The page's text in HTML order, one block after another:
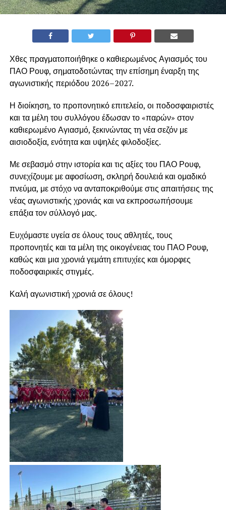
Χθες πραγματοποιήθηκε ο καθιερωμένος Αγιασμός του
ΠΑΟ Ρουφ, σηματοδοτώντας την επίσημη έναρξη της
αγωνιστικής περιόδου 2026–2027.
Η διοίκηση, το προπονητικό επιτελείο, οι ποδοσφαιριστές
και τα μέλη του συλλόγου έδωσαν το «παρών» στον
καθιερωμένο Αγιασμό, ξεκινώντας τη νέα σεζόν με
αισιοδοξία, ενότητα και υψηλές φιλοδοξίες.
Με σεβασμό στην ιστορία και τις αξίες του ΠΑΟ Ρουφ,
συνεχίζουμε με αφοσίωση, σκληρή δουλειά και ομαδικό
πνεύμα, με στόχο να ανταποκριθούμε στις απαιτήσεις της
νέας αγωνιστικής χρονιάς και να εκπροσωπήσουμε
επάξια τον σύλλογό μας.
Ευχόμαστε υγεία σε όλους τους αθλητές, τους
προπονητές και τα μέλη της οικογένειας του ΠΑΟ Ρουφ,
καθώς και μια χρονιά γεμάτη επιτυχίες και όμορφες
ποδοσφαιρικές στιγμές.
Καλή αγωνιστική χρονιά σε όλους!